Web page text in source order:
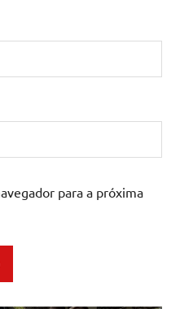
para a próxima